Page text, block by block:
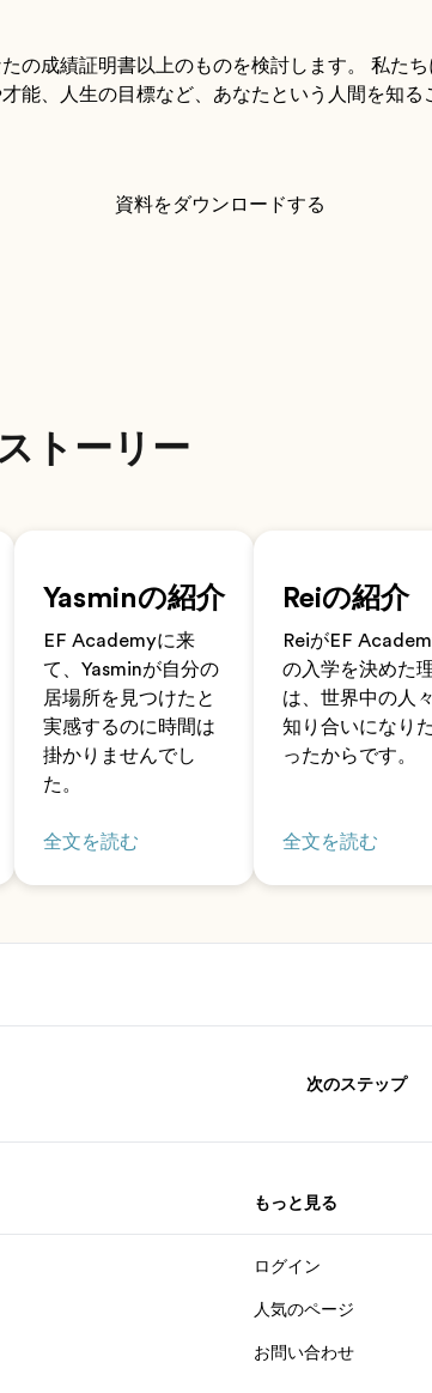
の成績証明書以上のものを検討します。 私た
能、人生の目標など、あなたという人間を知る
資料をダウンロードする
トーリー
Yasminの紹介
EF Academyに来
て、Yasminが自分の
居場所を見つけたと
実感するのに時間は
掛かりませんでし
た。
全文を読む
Reiの紹介
ReiがEF
の入学を決めた
は、世界中の人
知り合いになり
ったからです。
全文を読む
次のステップ
もっと見る
ログイン
人気のページ
お問い合わせ